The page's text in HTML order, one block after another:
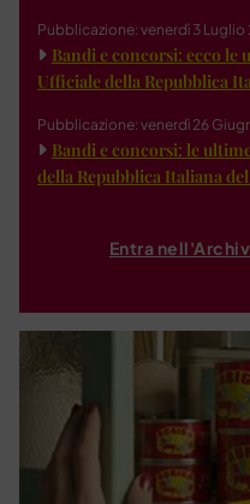
Pubblicazione: venerdì 3 Luglio
Bandi e concorsi: ecco le
Ufficiale della Repubblica
Pubblicazione: venerdì 26
Bandi e concorsi: le
della Repubblica Italiana
Entra